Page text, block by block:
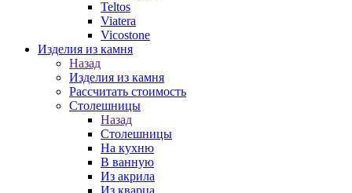
Teltos
Viatera
Vicostone
Изделия из камня
Назад
Изделия из камня
Рассчитать стоимость
Столешницы
Назад
Столешницы
На кухню
В ванную
Из акрила
Из кварца